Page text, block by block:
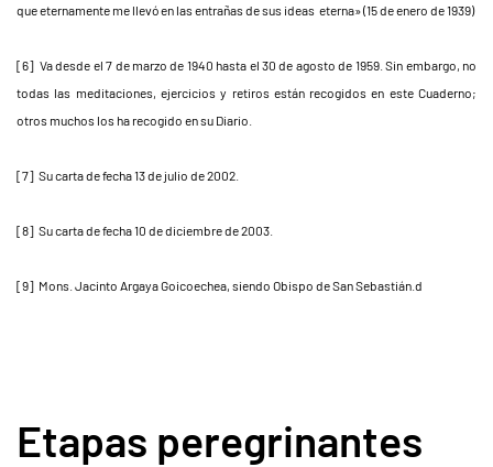
que eternamente me llevó en las entrañas de sus ideas eterna» (15 de enero de 1939)
[6] Va desde el 7 de marzo de 1940 hasta el 30 de agosto de 1959. Sin embargo, no
todas las meditaciones, ejercicios y retiros están recogidos en este Cuaderno;
otros muchos los ha recogido en su Diario.
[7] Su carta de fecha 13 de julio de 2002.
[8] Su carta de fecha 10 de diciembre de 2003.
[9] Mons. Jacinto Argaya Goicoechea, siendo Obispo de San Sebastián.d
Etapas peregrinantes